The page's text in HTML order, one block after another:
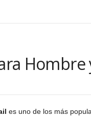
es uno de los más